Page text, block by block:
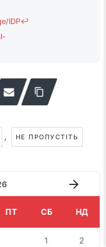
IDP↩
reference/attendance/
, НЕ ПРОПУСТІТЬ
ПТ СБ НД
1 2